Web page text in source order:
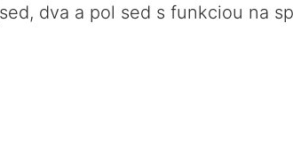
dva a pol sed s funkciou na